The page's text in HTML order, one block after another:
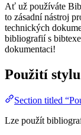
Ať už používáte
to zásadní nástroj
technických
bibliografií s
dokumentaci!
Použití stylu
Section titled
Lze použít